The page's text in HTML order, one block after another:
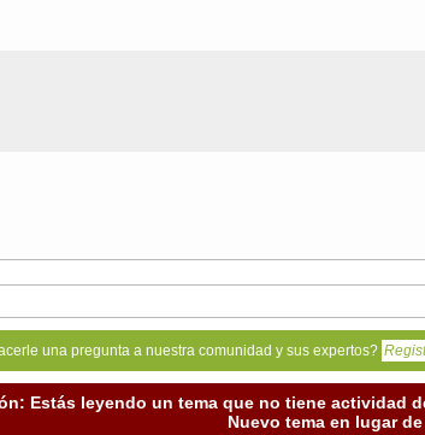
una pregunta a nuestra comunidad y sus expertos?
Estás leyendo un tema que no tiene actividad
Nuevo tema en lugar